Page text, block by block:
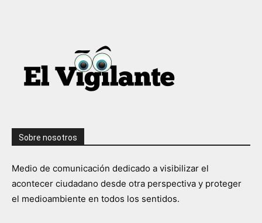
Sobre nosotros
Medio de comunicación dedicado a visibilizar el
acontecer ciudadano desde otra perspectiva y proteger
el medioambiente en todos los sentidos.